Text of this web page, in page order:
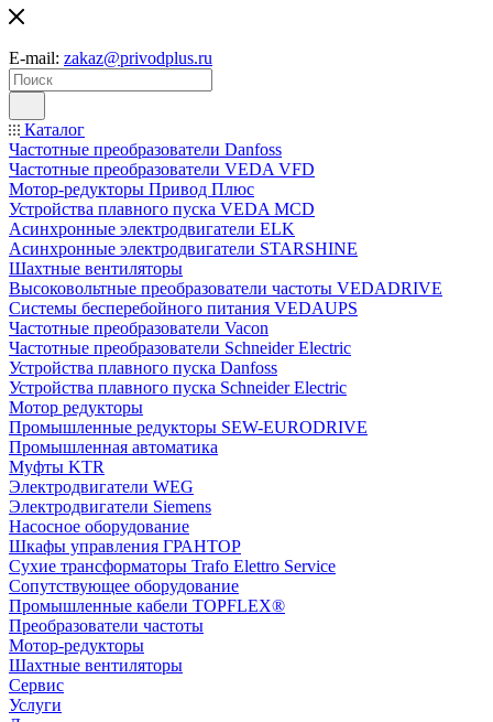
E-mail: zakaz@privodplus.ru
Каталог
Частотные преобразователи Danfoss
Частотные преобразователи VEDA VFD
Мотор-редукторы Привод Плюс
Устройства плавного пуска VEDA MCD
Асинхронные электродвигатели ELK
Асинхронные электродвигатели STARSHINE
Шахтные вентиляторы
Высоковольтные преобразователи частоты VEDADRIVE
Системы бесперебойного питания VEDAUPS
Частотные преобразователи Vacon
Частотные преобразователи Schneider Electric
Устройства плавного пуска Danfoss
Устройства плавного пуска Schneider Electric
Мотор редукторы
Промышленные редукторы SEW-EURODRIVE
Промышленная автоматика
Муфты KTR
Электродвигатели WEG
Электродвигатели Siemens
Насосное оборудование
Шкафы управления ГРАНТОР
Сухие трансформаторы Trafo Elettro Service
Сопутствующее оборудование
Промышленные кабели TOPFLEX®
Преобразователи частоты
Мотор-редукторы
Шахтные вентиляторы
Сервис
Услуги